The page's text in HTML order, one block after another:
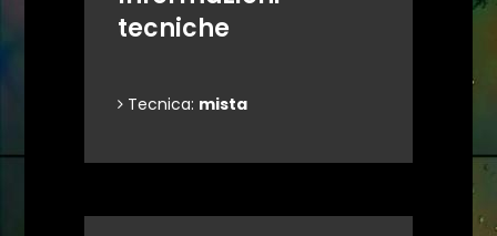
tecniche
Tecnica: mista